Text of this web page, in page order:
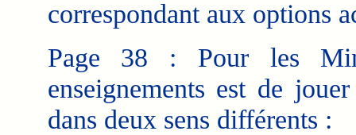
correspondant aux options
Page 38 : Pour les
enseignements est de
dans deux sens différents :